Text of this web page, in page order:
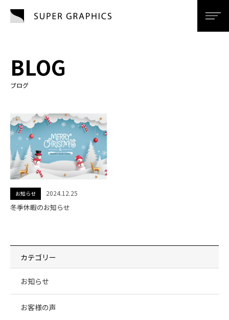
SUPER
BLOG
ブログ
お知らせ 2024.12.25
冬季休暇のお知らせ
カテゴリー
お知らせ
お客様の声